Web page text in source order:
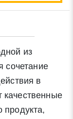
из
сочетание
в
продукта,